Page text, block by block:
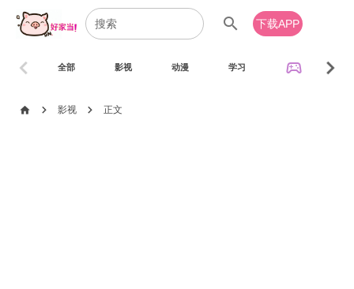
search 下载APP
全部 影视 动漫 学习 sports_esports
chevron_left chevron_right
home chevron_right 影视 chevron_right 正文